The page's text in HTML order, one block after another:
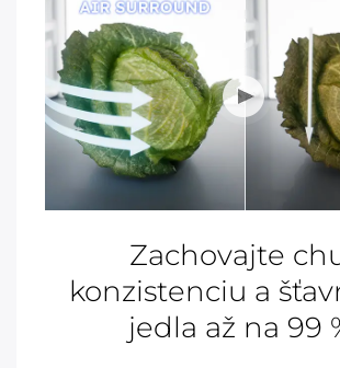
Zachovajte
konzistenciu a
jedla až na 99